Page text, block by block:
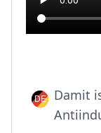
Damit